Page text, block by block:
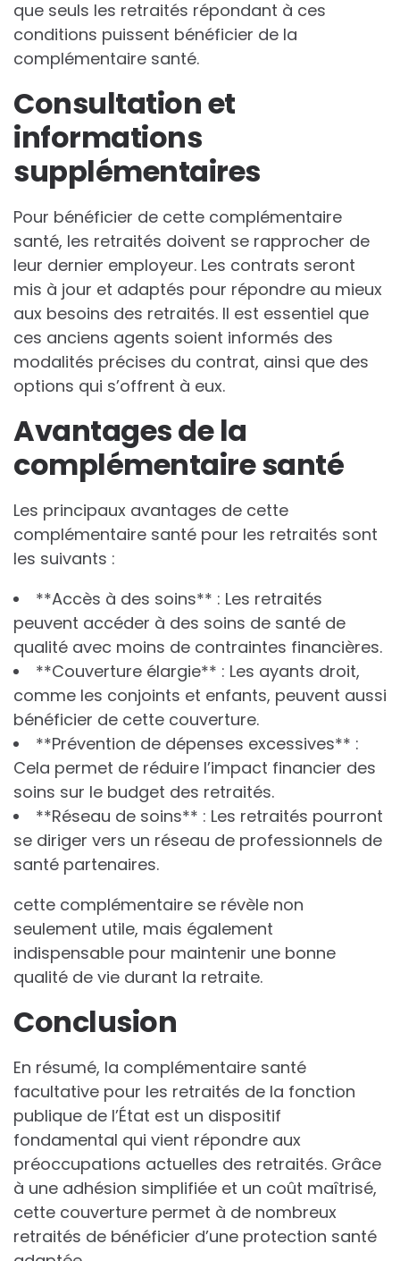
que seuls les retraités répondant à ces
conditions puissent bénéficier de la
complémentaire santé.
Consultation et
informations
supplémentaires
Pour bénéficier de cette complémentaire
santé, les retraités doivent se rapprocher de
leur dernier employeur. Les contrats seront
mis à jour et adaptés pour répondre au mieux
aux besoins des retraités. Il est essentiel que
ces anciens agents soient informés des
modalités précises du contrat, ainsi que des
options qui s’offrent à eux.
Avantages de la
complémentaire santé
Les principaux avantages de cette
complémentaire santé pour les retraités sont
les suivants :
**Accès à des soins** : Les retraités
peuvent accéder à des soins de santé de
qualité avec moins de contraintes financières.
**Couverture élargie** : Les ayants droit,
comme les conjoints et enfants, peuvent aussi
bénéficier de cette couverture.
**Prévention de dépenses excessives** :
Cela permet de réduire l’impact financier des
soins sur le budget des retraités.
**Réseau de soins** : Les retraités pourront
se diriger vers un réseau de professionnels de
santé partenaires.
cette complémentaire se révèle non
seulement utile, mais également
indispensable pour maintenir une bonne
qualité de vie durant la retraite.
Conclusion
En résumé, la complémentaire santé
facultative pour les retraités de la fonction
publique de l’État est un dispositif
fondamental qui vient répondre aux
préoccupations actuelles des retraités. Grâce
à une adhésion simplifiée et un coût maîtrisé,
cette couverture permet à de nombreux
retraités de bénéficier d’une protection santé